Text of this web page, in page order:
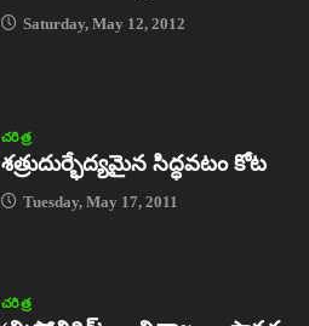
Saturday, May 12, 2012
చరిత్ర
శత్రుదుర్భేద్యమైన సిద్ధవటం కోట
Tuesday, May 17, 2011
చరిత్ర